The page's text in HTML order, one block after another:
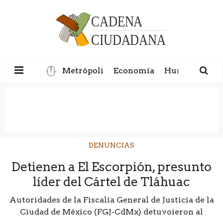
Metrópoli Economía Humanidad
DENUNCIAS
Detienen a El Escorpión, presunto
líder del Cártel de Tláhuac
Autoridades de la Fiscalía General de Justicia de la
Ciudad de México (FGJ-CdMx) detuvoieron al